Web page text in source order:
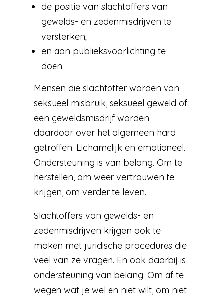
de positie van slachtoffers van
gewelds- en zedenmisdrijven te
versterken;
en aan publieksvoorlichting te
doen.
Mensen die slachtoffer worden van
seksueel misbruik, seksueel geweld of
een geweldsmisdrijf worden
daardoor over het algemeen hard
getroffen. Lichamelijk en emotioneel.
Ondersteuning is van belang. Om te
herstellen, om weer vertrouwen te
krijgen, om verder te leven.
Slachtoffers van gewelds- en
zedenmisdrijven krijgen ook te
maken met juridische procedures die
veel van ze vragen. En ook daarbij is
ondersteuning van belang. Om af te
wegen wat je wel en niet wilt, om niet